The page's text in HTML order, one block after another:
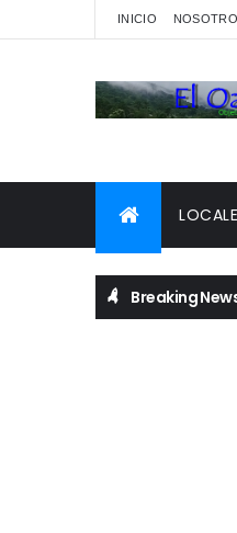
INICIO
Breaking